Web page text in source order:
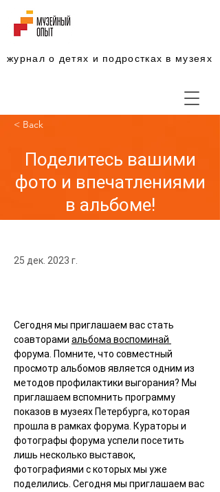
журнал о детях и подростках в музеях
< Back
Поделитесь вашими
фото и впечатлениями
в альбоме!
25 дек. 2023 г.
Сегодня мы приглашаем вас стать
соавторами альбома воспоминай
форума. Помните, что совместный
просмотр альбомов является одним из
методов профилактики выгорания? Мы
приглашаем вспомнить программу
показов в музеях Петербурга, которая
прошла в рамках форума. Кураторы и
фотографы форума успели посетить
лишь несколько выставок,
фотографиями с которых мы уже
поделились. Сегодня мы приглашаем вас